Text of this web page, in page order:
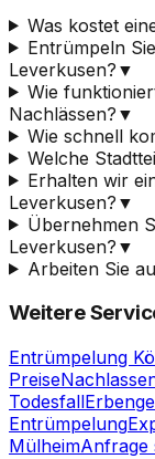
Was kostet
Entrümpeln
Leverkusen? ▼
Wie
Nachlässen? ▼
Wie schnell
Welche
Erhalten wir
Leverkusen? ▼
Übernehmen
Leverkusen? ▼
Arbeiten Sie
Weitere
Entrümpelung
Preise
Todesfall
Entrümpelung
MülheimAnfrage